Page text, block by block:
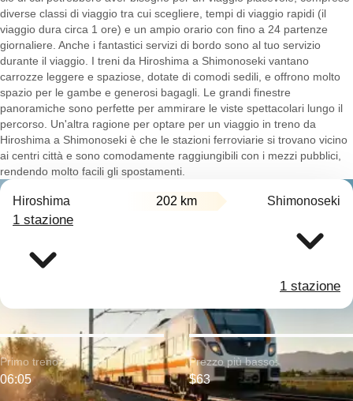
diverse classi di viaggio tra cui scegliere, tempi di viaggio rapidi (il
viaggio dura circa 1 ore) e un ampio orario con fino a 24 partenze
giornaliere. Anche i fantastici servizi di bordo sono al tuo servizio
durante il viaggio. I treni da Hiroshima a Shimonoseki vantano
carrozze leggere e spaziose, dotate di comodi sedili, e offrono molto
spazio per le gambe e generosi bagagli. Le grandi finestre
panoramiche sono perfette per ammirare le viste spettacolari lungo il
percorso. Un'altra ragione per optare per un viaggio in treno da
Hiroshima a Shimonoseki è che le stazioni ferroviarie si trovano vicino
ai centri città e sono comodamente raggiungibili con i mezzi pubblici,
rendendo molto facili gli spostamenti.
Hiroshima 202 km Shimonoseki
1 stazione
1 stazione
Primo treno:
06:05
Prezzo più basso:
$63